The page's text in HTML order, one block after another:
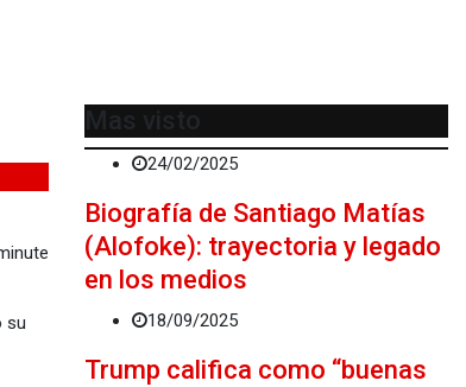
su
Mas visto
24/02/2025
Biografía de Santiago Matías
(Alofoke): trayectoria y legado
en los medios
18/09/2025
Trump califica como “buenas